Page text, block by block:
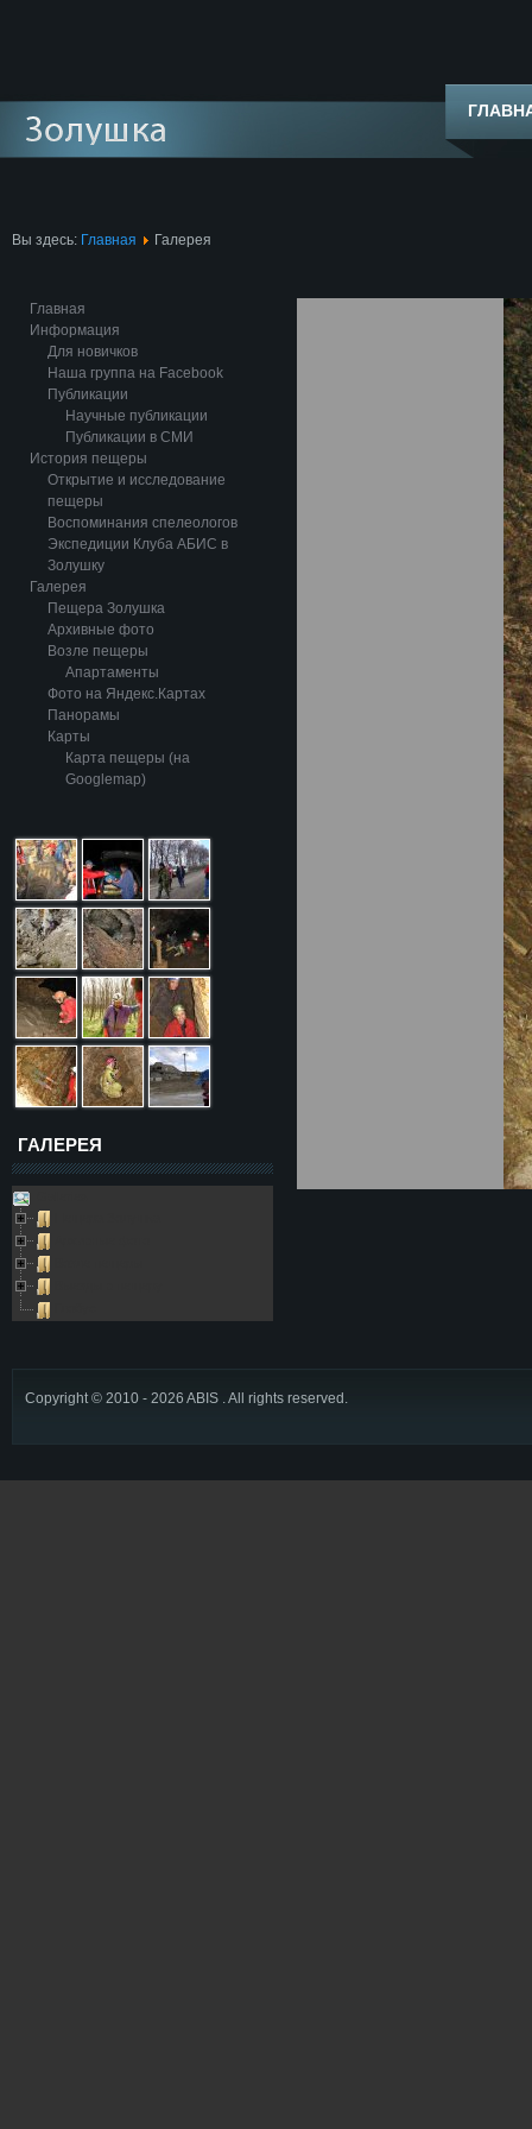
Вы здесь: Главная Галерея
Главная
Информация
Для новичков
Наша группа на Facebook
Публикации
Научные публикации
Публикации в СМИ
История пещеры
Открытие и исследование
пещеры
Воспоминания спелеологов
Экспедиции Клуба АБИС в
Золушку
Галерея
Пещера Золушка
Архивные фото
Возле пещеры
Апартаменты
Фото на Яндекс.Картах
Панорамы
Карты
Карта пещеры (на
Googlemap)
ГАЛЕРЕЯ
Copyright © 2010 - 2026 ABIS . All rights reserved.